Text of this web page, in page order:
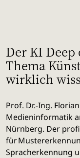
Der KI Deep
Thema
wirklich
Prof. Dr.-Ing.
Medieninformatik
Nürnberg. Der
für
Spracherkennung